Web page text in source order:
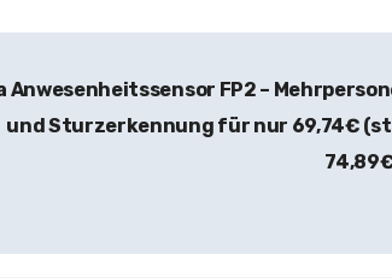
Anwesenheitssensor FP2 –
und Sturzerkennung für nur 69,74€